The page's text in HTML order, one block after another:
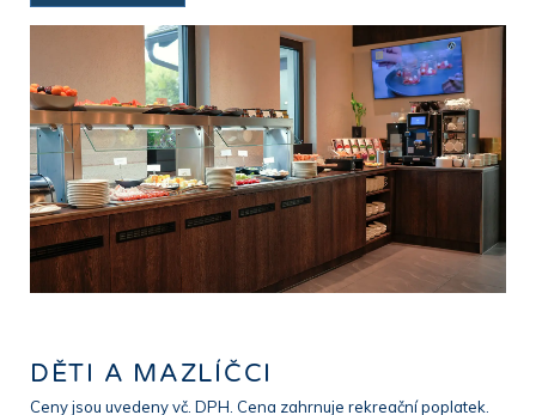
DĚTI A MAZLÍČCI
Ceny jsou uvedeny vč. DPH. Cena zahrnuje rekreační poplatek.